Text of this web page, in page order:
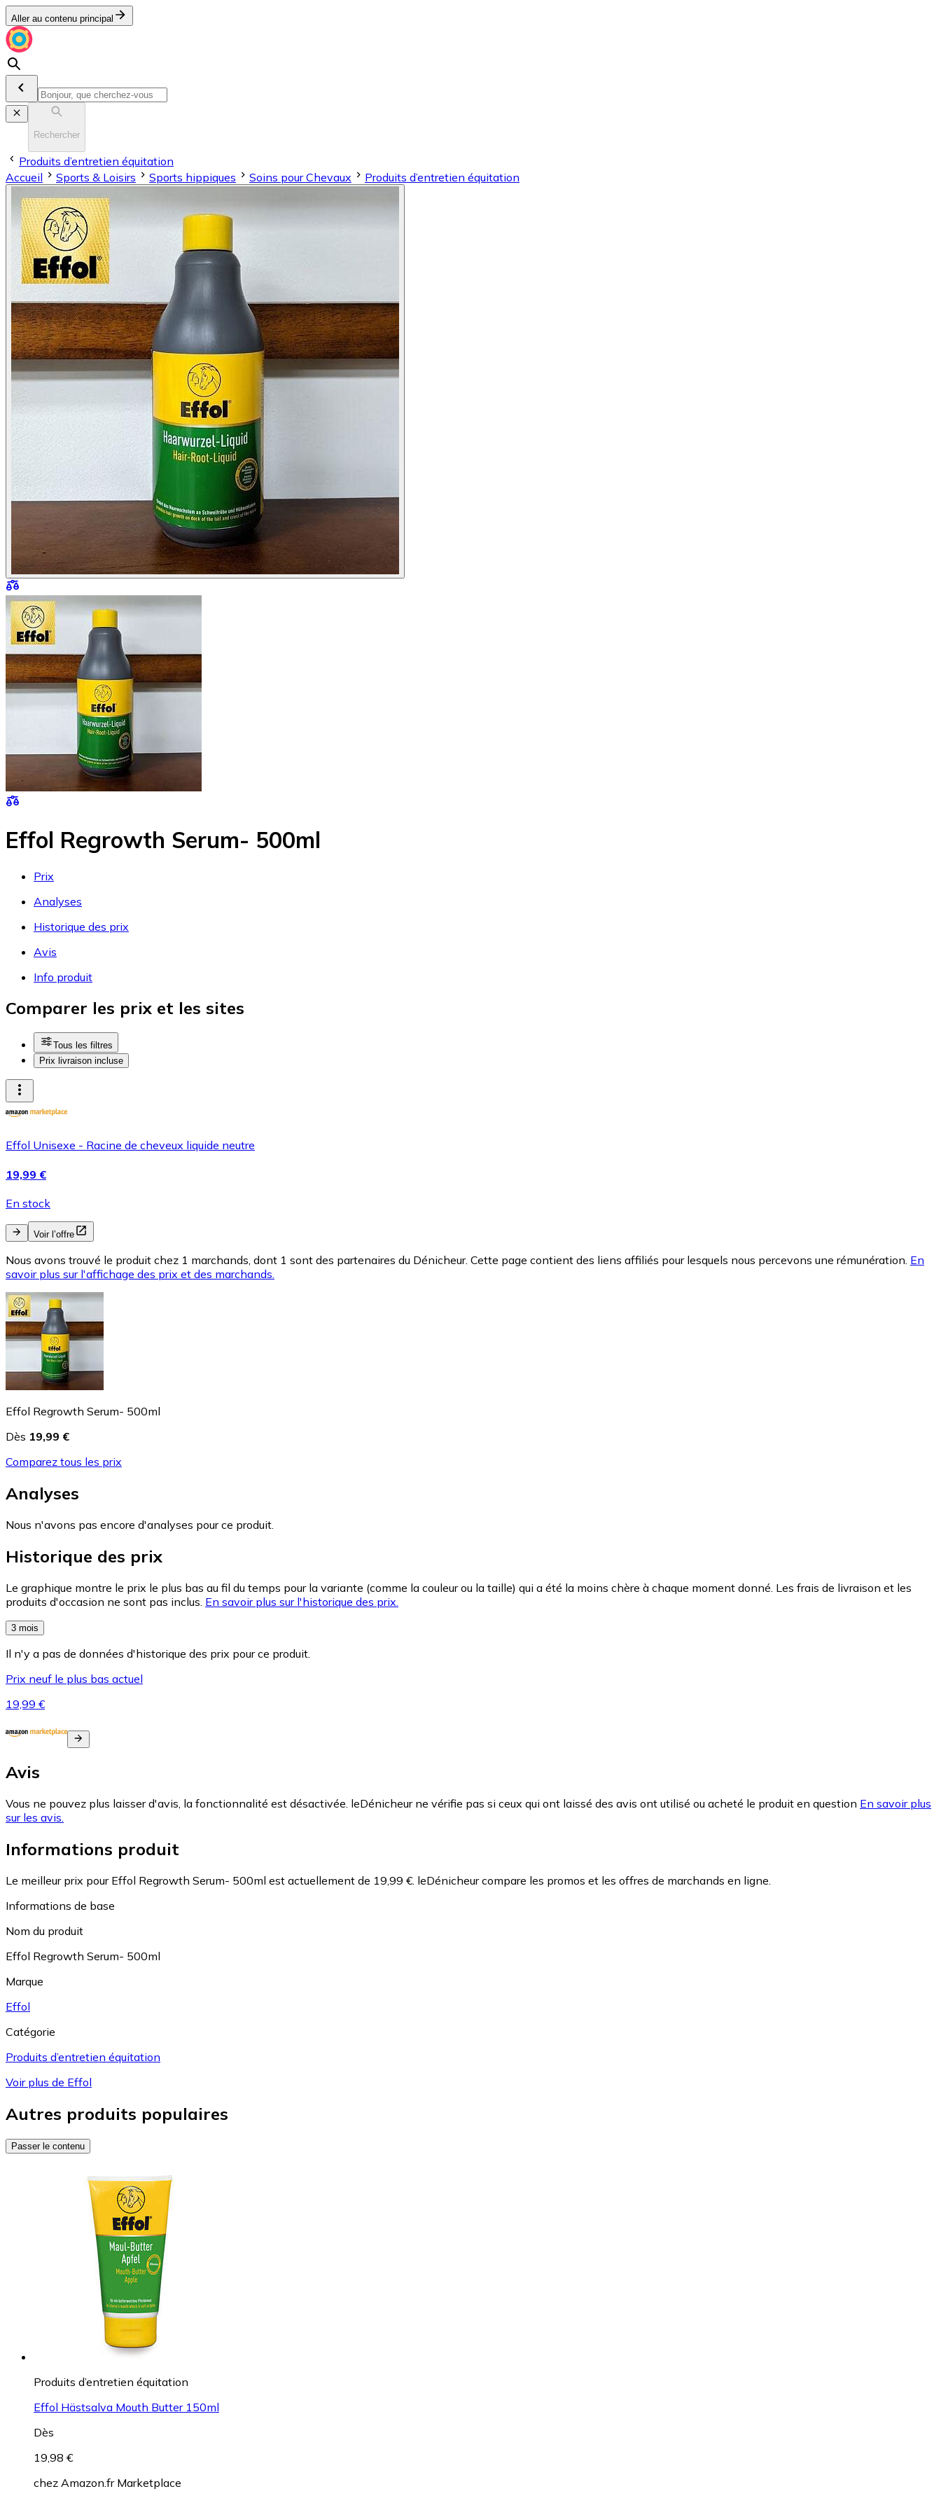
Aller au contenu principal
Rechercher
Produits d’entretien équitation
Accueil
Sports & Loisirs Sports hippiques Soins pour Chevaux Produits d’entretien équitation
Effol Regrowth Serum- 500ml
Prix
Analyses
Historique des prix
Avis
Info produit
Comparer les prix et les sites
Tous les filtres
Prix livraison incluse
Effol Unisexe - Racine de cheveux liquide neutre
19,99 €
En stock
Voir l’offre
Nous avons trouvé le produit chez 1 marchands, dont 1 sont des partenaires du Dénicheur. Cette page contient des liens affiliés pour lesquels nous percevons une rémunération. En
savoir plus sur l'affichage des prix et des marchands.
Effol Regrowth Serum- 500ml
Dès 19,99 €
Comparez tous les prix
Analyses
Nous n'avons pas encore d'analyses pour ce produit.
Historique des prix
Le graphique montre le prix le plus bas au fil du temps pour la variante (comme la couleur ou la taille) qui a été la moins chère à chaque moment donné. Les frais de livraison et les
produits d'occasion ne sont pas inclus. En savoir plus sur l'historique des prix.
3 mois
Il n'y a pas de données d'historique des prix pour ce produit.
Prix neuf le plus bas actuel
19,99 €
Avis
Vous ne pouvez plus laisser d'avis, la fonctionnalité est désactivée. leDénicheur ne vérifie pas si ceux qui ont laissé des avis ont utilisé ou acheté le produit en question En savoir plus
sur les avis.
Informations produit
Le meilleur prix pour Effol Regrowth Serum- 500ml est actuellement de 19,99 €. leDénicheur compare les promos et les offres de marchands en ligne.
Informations de base
Nom du produit
Effol Regrowth Serum- 500ml
Marque
Effol
Catégorie
Produits d’entretien équitation
Voir plus de Effol
Autres produits populaires
Passer le contenu
Produits d’entretien équitation
Effol Hästsalva Mouth Butter 150ml
Dès
19,98 €
chez Amazon.fr Marketplace